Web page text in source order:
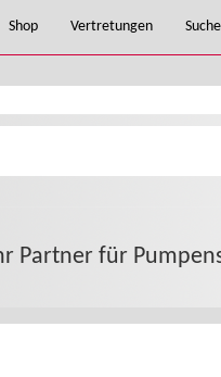
Shop Vertretungen Suche
Partner für